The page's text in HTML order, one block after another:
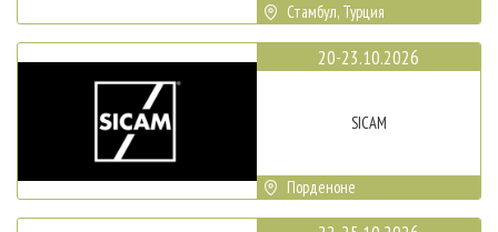
Стамбул, Турция
20-23.10.2026
SICAM
Порденоне